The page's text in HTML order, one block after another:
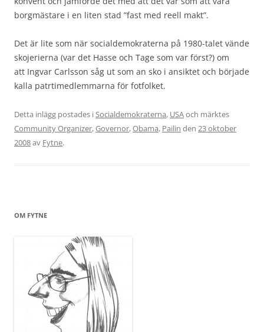
borgmästare i en liten stad ”fast med reell makt”.
Det är lite som när socialdemokraterna på 1980-talet vände
skojerierna (var det Hasse och Tage som var först?) om
att Ingvar Carlsson såg ut som an sko i ansiktet och började
kalla patrtimedlemmarna för fotfolket.
Detta inlägg postades iSocialdemokraterna, USAoch märktes
Community Organizer,Governor,Obama, Pailin den 23 oktober
2008av Fytne.
OM FYTNE